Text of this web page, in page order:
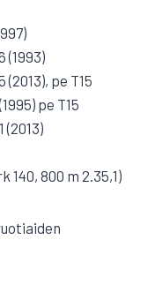
(1993)
pe T15
pe T15
(2013)
140, 800 m 2.35,1)